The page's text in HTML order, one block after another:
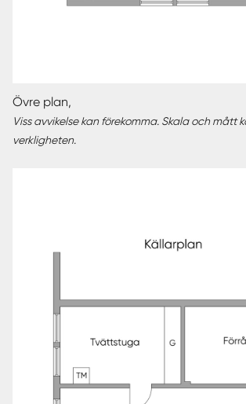
Övre plan,
Viss avvikelse kan förekomma. Skala och mått
verkligheten.